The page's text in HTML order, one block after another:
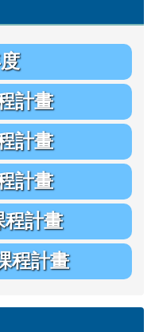
計畫
計畫
計畫
程計畫
程計畫